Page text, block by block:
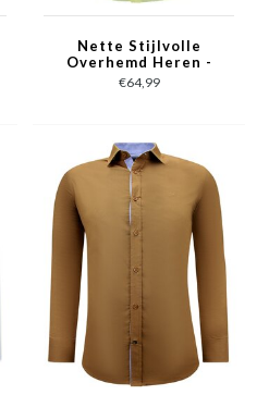
Nette Stijlvolle
Overhemd Heren -
Slim Fit Blouse
Stretch - Geel
€64,99